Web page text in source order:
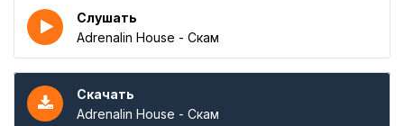
Слушать
Adrenalin House - Скам
Скачать
Adrenalin House - Скам